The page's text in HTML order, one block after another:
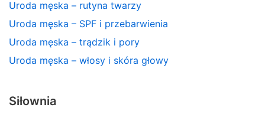
Uroda męska – rutyna twarzy
Uroda męska – SPF i przebarwienia
Uroda męska – trądzik i pory
Uroda męska – włosy i skóra głowy
Siłownia